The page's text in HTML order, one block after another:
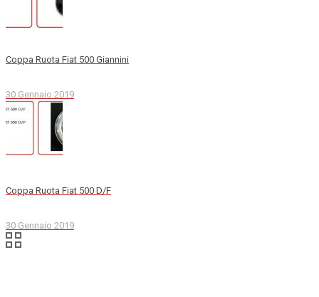
Coppa Ruota Fiat 500 Giannini
30 Gennaio 2019
Coppa Ruota Fiat 500 D/F
30 Gennaio 2019